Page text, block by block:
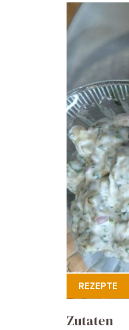
REZEPTE
Zutaten